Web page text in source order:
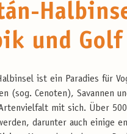
und
ist ein Paradies für
(sog. Cenoten), Savannen
mit sich. Über
darunter auch einige